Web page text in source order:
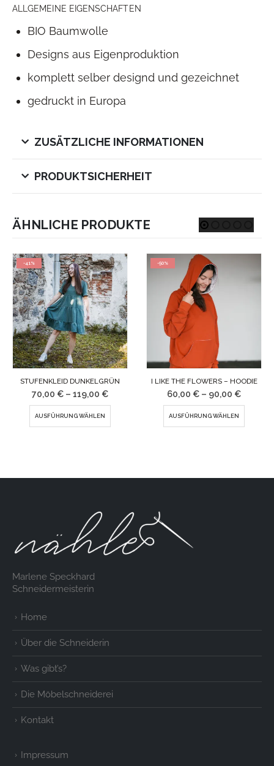
ALLGEMEINE EIGENSCHAFTEN
BIO Baumwolle
Designs aus Eigenproduktion
komplett selber designd und gezeichnet
gedruckt in Europa
ZUSÄTZLICHE INFORMATIONEN
PRODUKTSICHERHEIT
ÄHNLICHE PRODUKTE
-41%
STUFENKLEID DUNKELGRÜN
70,00 € – 119,00 €
AUSFÜHRUNG WÄHLEN
Dieses Produkt weist mehrere Varianten auf. Die Optionen können auf der Produktseite gewählt werden
-50%
I LIKE THE FLOWERS – HOODIE
60,00 € – 90,00 €
AUSFÜHRUNG WÄHLEN
Dieses Produkt weist mehrere Varianten auf. Die Optionen können auf
Marlene Speckhard
Schneidermeisterin
Home
Über die Schneiderin
Was gibt’s?
Die Möbelschneiderei
Kontakt
Impressum